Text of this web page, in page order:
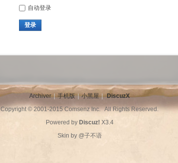
自动登录
登录
Archiver | 手机版 | 小黑屋 | DiscuzX
Copyright © 2001-2015Comsenz Inc.All Rights Reserved.
Powered by Discuz! X3.4
Skin by @子不语